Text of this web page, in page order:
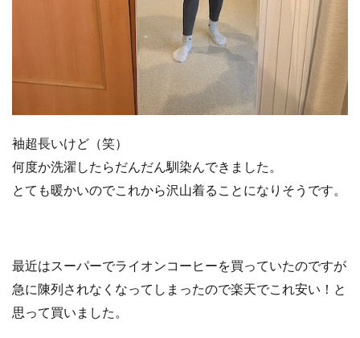
袖超長いけど（笑）
何度か洗濯したらだんだん馴染んできました。
とても暖かいのでこれから沢山着ることになりそうです。
最近はスーパーでライオンコーヒーを買っていたのですが
急に陳列されなくなってしまったので楽天でこれ安い！と
思って買いました。